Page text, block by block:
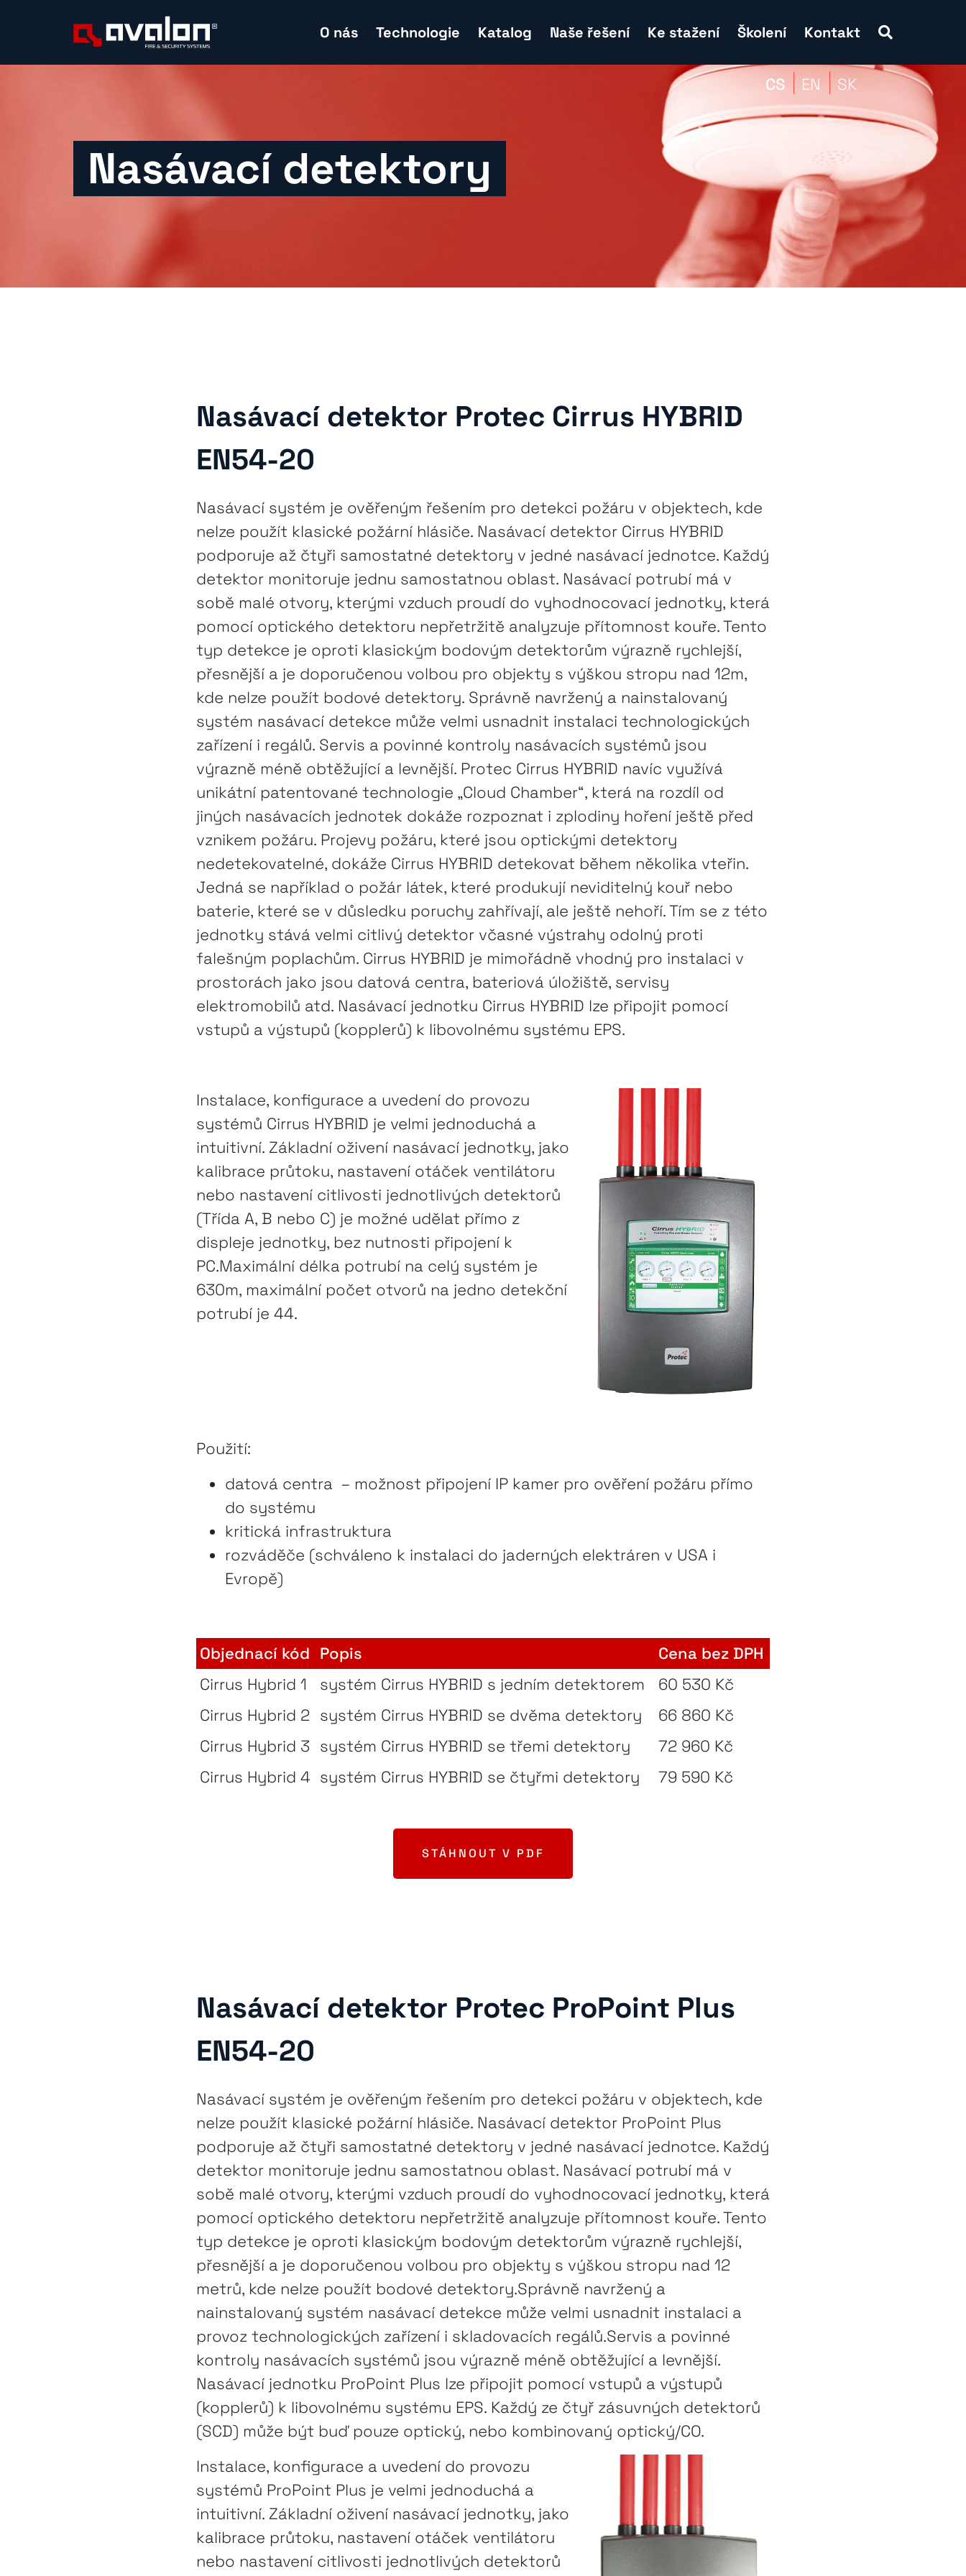
O nás Technologie Katalog Naše řešení Ke stažení Školení Kontakt
CS EN SK
Nasávací detektory
Nasávací detektor Protec Cirrus HYBRID
EN54-20
Nasávací systém je ověřeným řešením pro detekci požáru v objektech, kde
nelze použít klasické požární hlásiče. Nasávací detektor Cirrus HYBRID
podporuje až čtyři samostatné detektory v jedné nasávací jednotce. Každý
detektor monitoruje jednu samostatnou oblast. Nasávací potrubí má v
sobě malé otvory, kterými vzduch proudí do vyhodnocovací jednotky, která
pomocí optického detektoru nepřetržitě analyzuje přítomnost kouře. Tento
typ detekce je oproti klasickým bodovým detektorům výrazně rychlejší,
přesnější a je doporučenou volbou pro objekty s výškou stropu nad 12m,
kde nelze použít bodové detektory. Správně navržený a nainstalovaný
systém nasávací detekce může velmi usnadnit instalaci technologických
zařízení i regálů. Servis a povinné kontroly nasávacích systémů jsou
výrazně méně obtěžující a levnější. Protec Cirrus HYBRID navíc využívá
unikátní patentované technologie „Cloud Chamber“, která na rozdíl od
jiných nasávacích jednotek dokáže rozpoznat i zplodiny hoření ještě před
vznikem požáru. Projevy požáru, které jsou optickými detektory
nedetekovatelné, dokáže Cirrus HYBRID detekovat během několika vteřin.
Jedná se například o požár látek, které produkují neviditelný kouř nebo
baterie, které se v důsledku poruchy zahřívají, ale ještě nehoří. Tím se z této
jednotky stává velmi citlivý detektor včasné výstrahy odolný proti
falešným poplachům. Cirrus HYBRID je mimořádně vhodný pro instalaci v
prostorách jako jsou datová centra, bateriová úložiště, servisy
elektromobilů atd. Nasávací jednotku Cirrus HYBRID lze připojit pomocí
vstupů a výstupů (kopplerů) k libovolnému systému EPS.
Instalace, konfigurace a uvedení do provozu
systémů Cirrus HYBRID je velmi jednoduchá a
intuitivní. Základní oživení nasávací jednotky, jako
kalibrace průtoku, nastavení otáček ventilátoru
nebo nastavení citlivosti jednotlivých detektorů
(Třída A, B nebo C) je možné udělat přímo z
displeje jednotky, bez nutnosti připojení k
PC.Maximální délka potrubí na celý systém je
630m, maximální počet otvorů na jedno detekční
potrubí je 44.
Použití:
datová centra – možnost připojení IP kamer pro ověření požáru přímo
do systému
kritická infrastruktura
rozváděče (schváleno k instalaci do jaderných elektráren v USA i
Evropě)
Objednací kód Popis
Cena bez DPH
Cirrus Hybrid 1
systém Cirrus HYBRID s jedním detektorem
60 530 Kč
Cirrus Hybrid 2 systém Cirrus HYBRID se dvěma detektory
66 860 Kč
Cirrus Hybrid 3 systém Cirrus HYBRID se třemi detektory
72 960 Kč
Cirrus Hybrid 4 systém Cirrus HYBRID se čtyřmi detektory 79 590 Kč
STÁHNOUT V PDF
Nasávací detektor Protec ProPoint Plus
EN54-20
Nasávací systém je ověřeným řešením pro detekci požáru v objektech, kde
nelze použít klasické požární hlásiče. Nasávací detektor ProPoint Plus
podporuje až čtyři samostatné detektory v jedné nasávací jednotce. Každý
detektor monitoruje jednu samostatnou oblast. Nasávací potrubí má v
sobě malé otvory, kterými vzduch proudí do vyhodnocovací jednotky, která
pomocí optického detektoru nepřetržitě analyzuje přítomnost kouře. Tento
typ detekce je oproti klasickým bodovým detektorům výrazně rychlejší,
přesnější a je doporučenou volbou pro objekty s výškou stropu nad 12
metrů, kde nelze použít bodové detektory.Správně navržený a
nainstalovaný systém nasávací detekce může velmi usnadnit instalaci a
provoz technologických zařízení i skladovacích regálů.Servis a povinné
kontroly nasávacích systémů jsou výrazně méně obtěžující a levnější.
Nasávací jednotku ProPoint Plus lze připojit pomocí vstupů a výstupů
(kopplerů) k libovolnému systému EPS. Každý ze čtyř zásuvných detektorů
(SCD) může být buď pouze optický, nebo kombinovaný optický/CO.
Instalace, konfigurace a uvedení do provozu
systémů ProPoint Plus je velmi jednoduchá a
intuitivní. Základní oživení nasávací jednotky, jako
kalibrace průtoku, nastavení otáček ventilátoru
nebo nastavení citlivosti jednotlivých detektorů